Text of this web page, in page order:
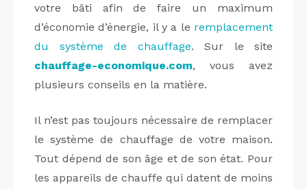
votre bâti afin de faire un maximum
d’économie d’énergie, il y a le remplacement
du système de chauffage. Sur le site
chauffage-economique.com, vous avez
plusieurs conseils en la matière.
Il n’est pas toujours nécessaire de remplacer
le système de chauffage de votre maison.
Tout dépend de son âge et de son état. Pour
les appareils de chauffe qui datent de moins